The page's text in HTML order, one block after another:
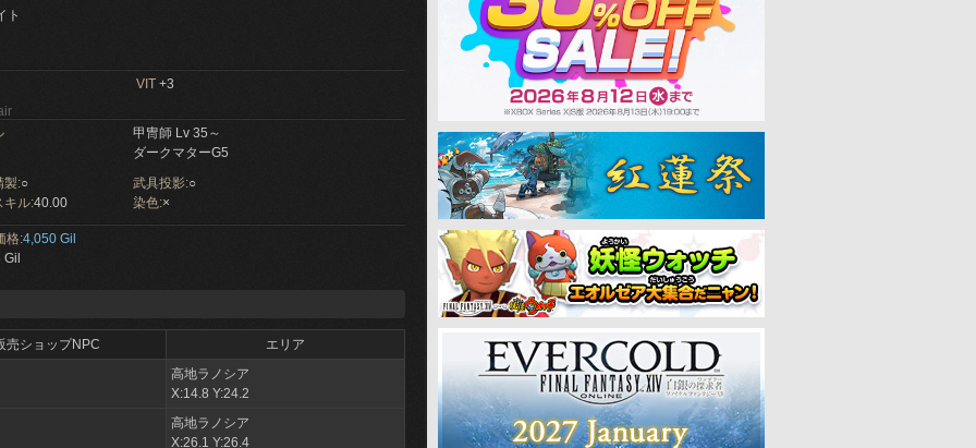
ト
VIT +3
甲冑師 Lv 35～
ダークマターG5
製:○ 武具投影:○
キル:40.00 染色:×
格:4,050 Gil
売ショップNPC
エリア
高地ラノシア
X:14.8 Y:24.2
高地ラノシア
X:26.1 Y:26.4